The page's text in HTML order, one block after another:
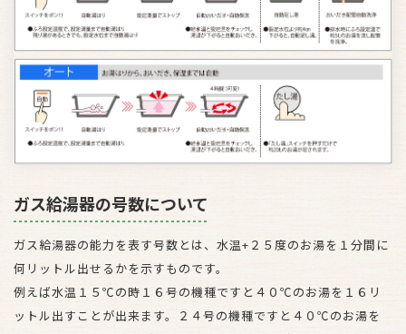
ガス給湯器の号数について
ガス給湯器の能力を表す号数とは、水温+２５度のお湯を１分間に
何リットル出せるかを示すものです。
例えば水温１５℃の時１６号の機種ですと４０℃のお湯を１６リ
ットル出すことが出来ます。２４号の機種ですと４０℃のお湯を